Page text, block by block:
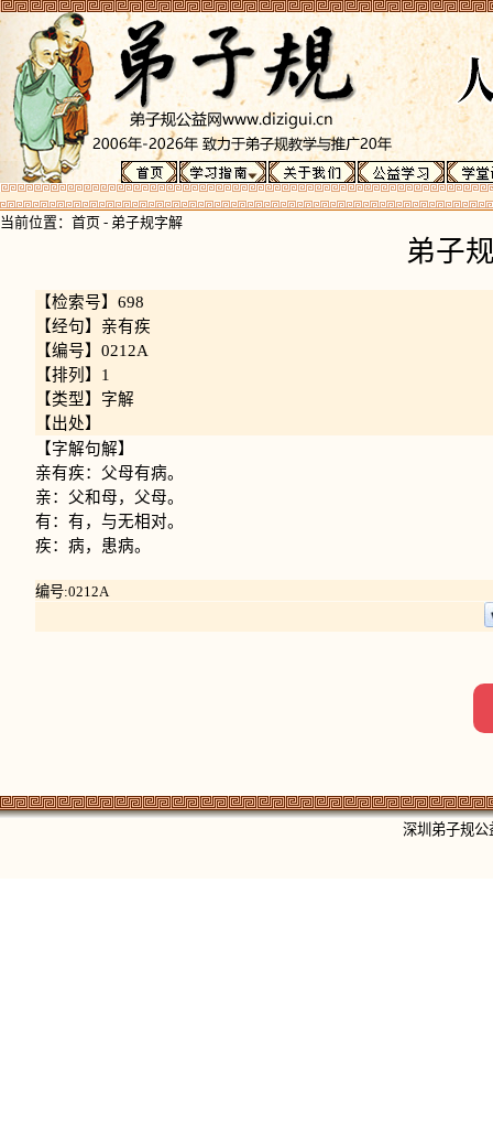
当前位置： 首页 - 弟子规字解
弟子
【检索号】698
【经句】亲有疾
【编号】0212A
【排列】1
【类型】字解
【出处】
【字解句解】
亲有疾：父母有病。
亲：父和母，父母。
有：有，与无相对。
疾：病，患病。
编号:0212A
深圳弟子规